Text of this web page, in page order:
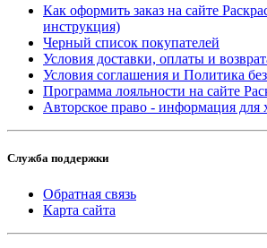
Как оформить заказ на сайте
инструкция)
Черный список покупателей
Условия доставки, оплаты и
Условия соглашения и Политика
Программа лояльности на сайте
Авторское право - информация для
Служба поддержки
Обратная связь
Карта сайта